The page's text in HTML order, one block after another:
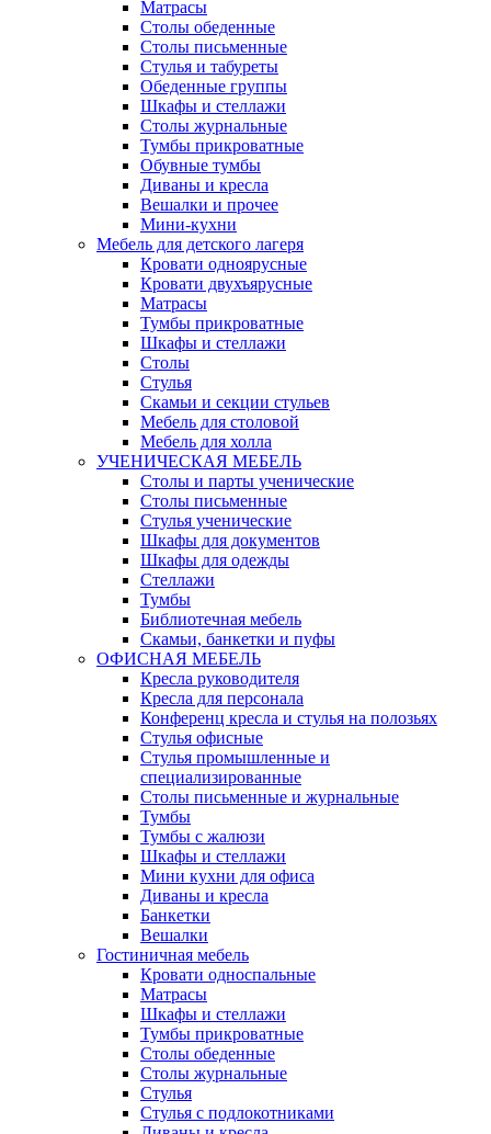
Матрасы
Столы обеденные
Столы письменные
Стулья и табуреты
Обеденные группы
Шкафы и стеллажи
Столы журнальные
Тумбы прикроватные
Обувные тумбы
Диваны и кресла
Вешалки и прочее
Мини-кухни
Мебель для детского лагеря
Кровати одноярусные
Кровати двухъярусные
Матрасы
Тумбы прикроватные
Шкафы и стеллажи
Столы
Стулья
Скамьи и секции стульев
Мебель для столовой
Мебель для холла
УЧЕНИЧЕСКАЯ МЕБЕЛЬ
Столы и парты ученические
Столы письменные
Стулья ученические
Шкафы для документов
Шкафы для одежды
Стеллажи
Тумбы
Библиотечная мебель
Скамьи, банкетки и пуфы
ОФИСНАЯ МЕБЕЛЬ
Кресла руководителя
Кресла для персонала
Конференц кресла и стулья на полозьях
Стулья офисные
Стулья промышленные и
специализированные
Столы письменные и журнальные
Тумбы
Тумбы с жалюзи
Шкафы и стеллажи
Мини кухни для офиса
Диваны и кресла
Банкетки
Вешалки
Гостиничная мебель
Кровати односпальные
Матрасы
Шкафы и стеллажи
Тумбы прикроватные
Столы обеденные
Столы журнальные
Стулья
Стулья с подлокотниками